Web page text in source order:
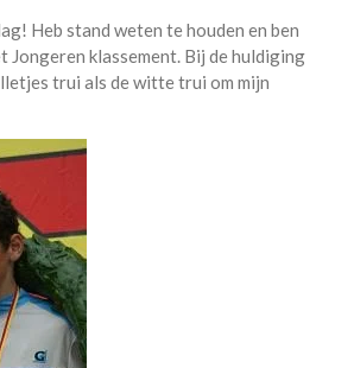
Heb stand weten te houden en ben
Jongeren klassement. Bij de huldiging
trui als de witte trui om mijn